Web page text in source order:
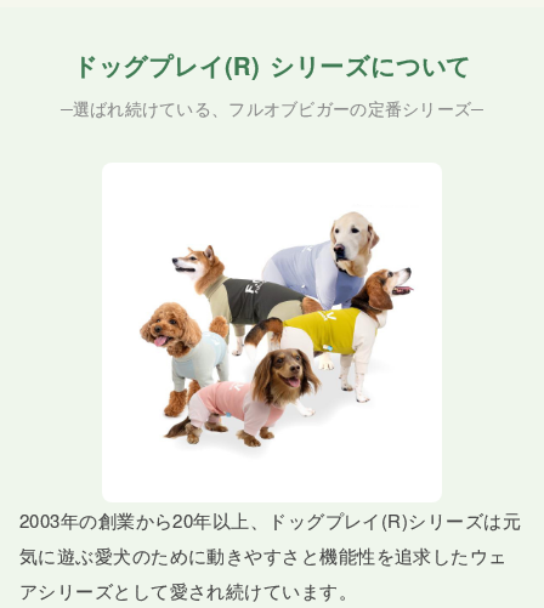
ドッグプレイ(R) シリーズについて
─選ばれ続けている、フルオブビガーの定番シリーズ─
2003年の創業から20年以上、ドッグプレイ(R)シリーズは元
気に遊ぶ愛犬のために動きやすさと機能性を追求したウェ
アシリーズとして愛され続けています。